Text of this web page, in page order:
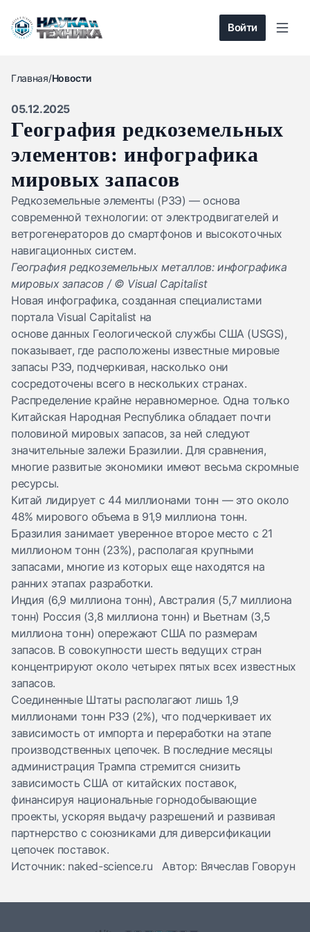
Войти
Главная/Новости
05.12.2025
География редкоземельных
элементов: инфографика
мировых запасов
Редкоземельные элементы (РЗЭ) — основа
современной технологии: от электродвигателей и
ветрогенераторов до смартфонов и высокоточных
навигационных систем.
География редкоземельных металлов: инфографика
мировых запасов / © Visual Capitalist
Новая инфографика, созданная специалистами
портала Visual Capitalist на
основеданных Геологической службы США (USGS),
показывает, где расположены известные мировые
запасы РЗЭ, подчеркивая, насколько они
сосредоточены всего в нескольких странах.
Распределение крайне неравномерное. Одна только
Китайская Народная Республика обладает почти
половиной мировых запасов, за ней следуют
значительные залежи Бразилии. Для сравнения,
многие развитые экономики имеют весьма скромные
ресурсы.
Китай лидирует с 44 миллионами тонн — это около
48% мирового объема в 91,9 миллиона тонн.
Бразилия занимает уверенное второе место с 21
миллионом тонн (23%), располагая крупными
запасами, многие из которых еще находятся на
ранних этапах разработки.
Индия (6,9 миллиона тонн), Австралия (5,7 миллиона
тонн) Россия (3,8 миллиона тонн) и Вьетнам (3,5
миллиона тонн) опережают США по размерам
запасов. В совокупности шесть ведущих стран
концентрируют около четырех пятых всех известных
запасов.
Соединенные Штаты располагают лишь 1,9
миллионами тонн РЗЭ (2%), что подчеркивает их
зависимость от импорта и переработки на этапе
производственных цепочек. В последние месяцы
администрация Трампа стремится снизить
зависимость США от китайских поставок,
финансируя национальные горнодобывающие
проекты, ускоряя выдачу разрешений и развивая
партнерство с союзниками для диверсификации
цепочек поставок.
Источник: naked-science.ru Автор: Вячеслав Говорун